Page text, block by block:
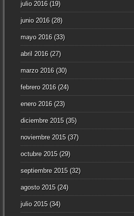
julio 2016(19)
junio 2016(28)
mayo 2016(33)
abril 2016(27)
marzo 2016(30)
febrero 2016(24)
enero 2016(23)
diciembre 2015(35)
noviembre 2015(37)
octubre 2015(29)
septiembre 2015(32)
agosto 2015(24)
julio 2015(34)